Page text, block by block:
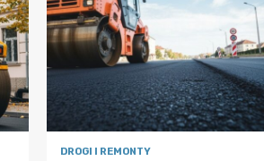
DROGI I REMONTY